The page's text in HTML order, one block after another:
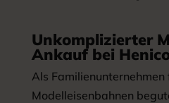
Unkomplizierter
Ankauf bei
Als Familienunternehmen
Modelleisenbahnen